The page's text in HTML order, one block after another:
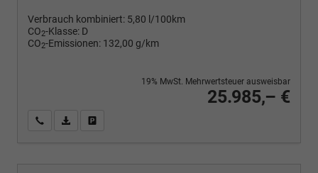
Verbrauch kombiniert: 5,80 l/100km
CO2-Klasse: D
CO2-Emissionen: 132,00 g/km
25.985,– €
19% MwSt. Mehrwertsteuer ausweisbar
Wir rufen Sie anPDF-Fahrzeugexposé drucken